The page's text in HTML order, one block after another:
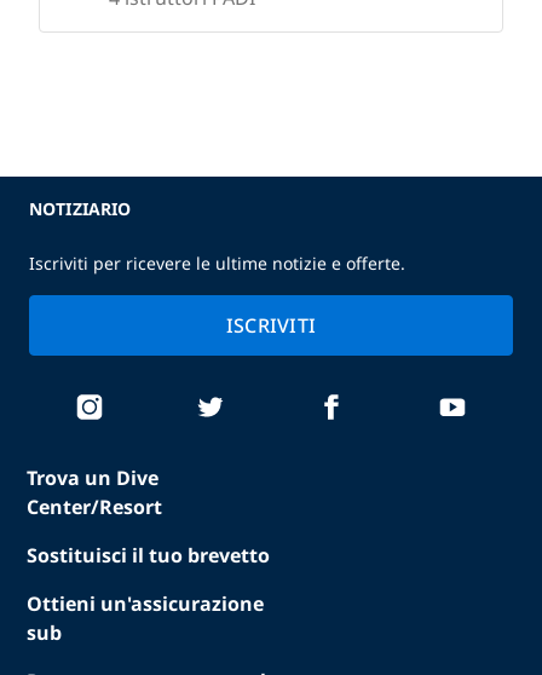
Trova un Dive
Center/Resort
Sostituisci il tuo brevetto
Ottieni un'assicurazione
sub
NOTIZIARIO
Iscriviti per ricevere le ultime notizie e offerte.
ISCRIVITI